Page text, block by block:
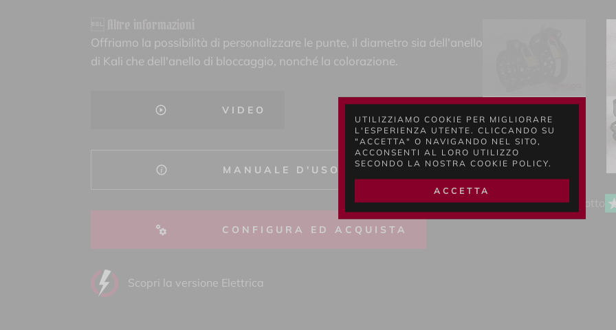
Offriamo la possibilità di personalizzare le punte, il diametro sia dell'anello
di Kali che dell'anello di bloccaggio, nonché la colorazione.
VIDEO
MANUALE D'USO
CONFIGURA ED ACQUISTA
Scopri la versione Elettrica
Questo prodotto
UTILIZZIAMO COOKIE PER MIGLIORARE
L'ESPERIENZA UTENTE. CLICCANDO SU
"ACCETTA" O NAVIGANDO NEL SITO,
ACCONSENTI AL LORO UTILIZZO
SECONDO LA NOSTRA COOKIE POLICY.
ACCETTA